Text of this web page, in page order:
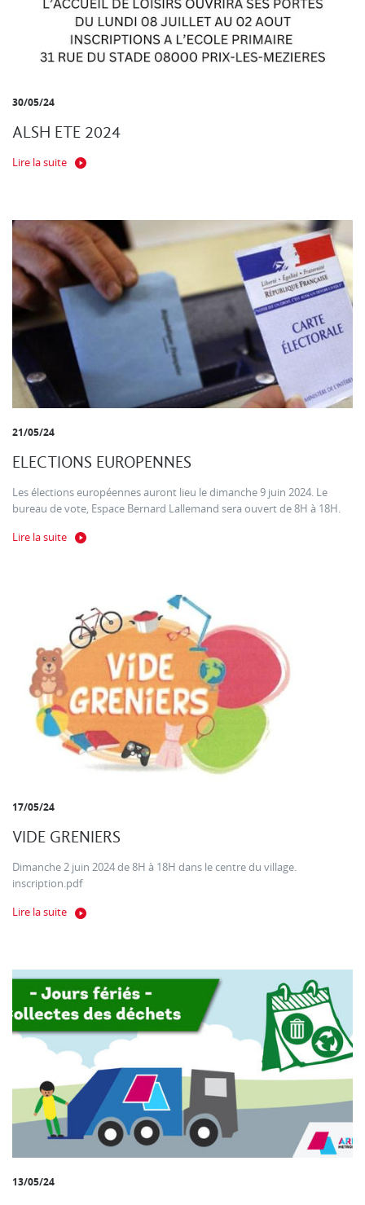
30/05/24
ALSH ETE 2024
Lire la suite
21/05/24
ELECTIONS EUROPENNES
Les élections européennes auront lieu le dimanche 9 juin 2024. Le
bureau de vote, Espace Bernard Lallemand sera ouvert de 8H à 18H.
Lire la suite
17/05/24
VIDE GRENIERS
Dimanche 2 juin 2024 de 8H à 18H dans le centre du village.
inscription.pdf
Lire la suite
13/05/24